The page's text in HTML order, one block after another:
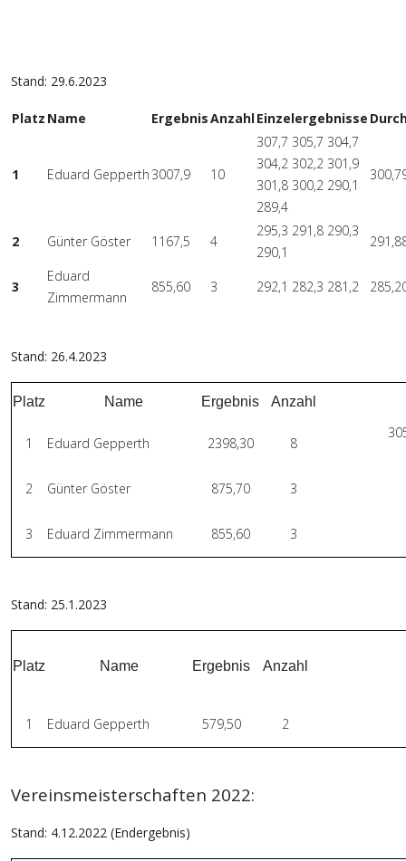
Stand: 29.6.2023
Platz Name ErgebnisAnzahlEinzelergebnisse
1 Eduard Gepperth 3007,9 10
307,7 305,7 304,7
304,2 302,2 301,9
301,8 300,2 290,1
289,4
2 Günter Göster 1167,5 4
295,3 291,8 290,3
290,1
3
Eduard
Zimmermann
855,60 3 292,1 282,3 281,2
Stand: 26.4.2023
Platz Name Ergebnis Anzahl
1 Eduard Gepperth 2398,30 8
2 Günter Göster 875,70 3
3 Eduard Zimmermann 855,60 3
Stand: 25.1.2023
Platz Name Ergebnis Anzahl
1 Eduard Gepperth 579,50 2
Vereinsmeisterschaften 2022:
Stand: 4.12.2022 (Endergebnis)